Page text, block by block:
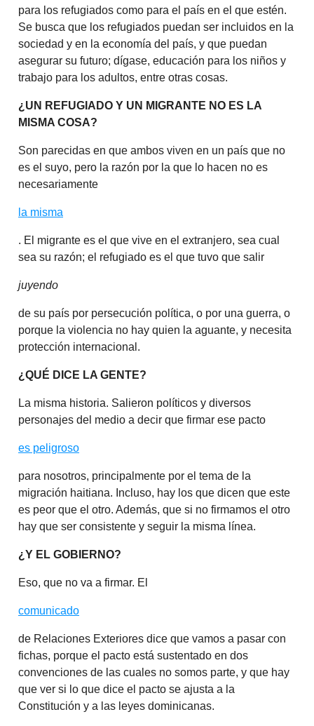
para los refugiados como para el país en el que estén.
Se busca que los refugiados puedan ser incluidos en la
sociedad y en la economía del país, y que puedan
asegurar su futuro; dígase, educación para los niños y
trabajo para los adultos, entre otras cosas.
¿UN REFUGIADO Y UN MIGRANTE NO ES LA
MISMA COSA?
Son parecidas en que ambos viven en un país que no
es el suyo, pero la razón por la que lo hacen no es
necesariamente
la misma
. El migrante es el que vive en el extranjero, sea cual
sea su razón; el refugiado es el que tuvo que salir
juyendo
de su país por persecución política, o por una guerra, o
porque la violencia no hay quien la aguante, y necesita
protección internacional.
¿QUÉ DICE LA GENTE?
La misma historia. Salieron políticos y diversos
personajes del medio a decir que firmar ese pacto
es peligroso
para nosotros, principalmente por el tema de la
migración haitiana. Incluso, hay los que dicen que este
es peor que el otro. Además, que si no firmamos el otro
hay que ser consistente y seguir la misma línea.
¿Y EL GOBIERNO?
Eso, que no va a firmar. El
comunicado
de Relaciones Exteriores dice que vamos a pasar con
fichas, porque el pacto está sustentado en dos
convenciones de las cuales no somos parte, y que hay
que ver si lo que dice el pacto se ajusta a la
Constitución y a las leyes dominicanas.